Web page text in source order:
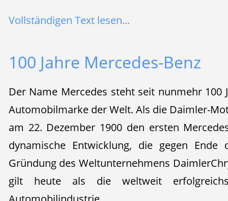
Vollständigen Text lesen...
100 Jahre Mercedes-Benz
Der Name Mercedes steht seit nunmehr 100
Automobilmarke der Welt. Als die Daimler-
am 22. Dezember 1900 den ersten
dynamische Entwicklung, die gegen Ende
Gründung des Weltunternehmens
gilt heute als die weltweit